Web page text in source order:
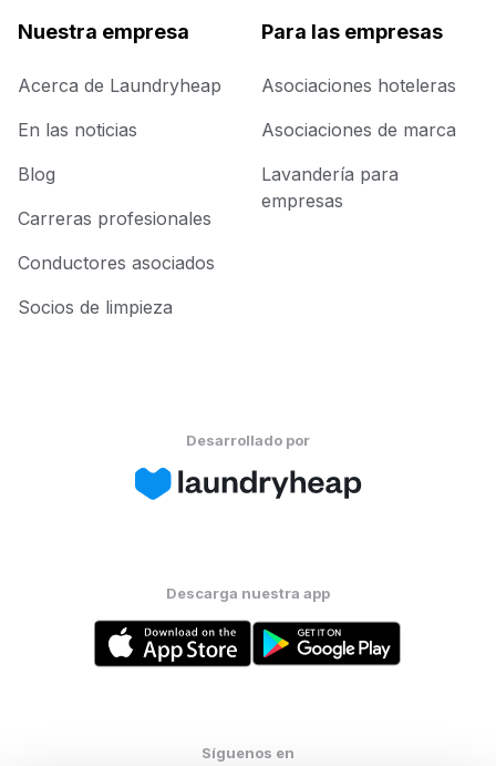
Nuestra empresa
Acerca de Laundryheap
En las noticias
Blog
Carreras profesionales
Conductores asociados
Socios de limpieza
Para las empresas
Asociaciones hoteleras
Asociaciones de marca
Lavandería para
empresas
Desarrollado por
Descarga nuestra app
Síguenos en